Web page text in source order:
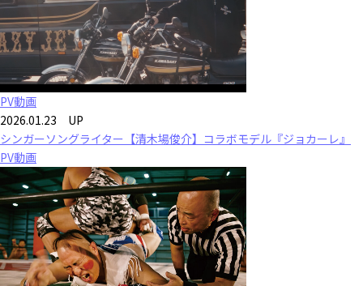
PV動画
2026.01.23 UP
シンガーソングライター【清木場俊介】コラボモデル『ジョカーレ』
PV動画